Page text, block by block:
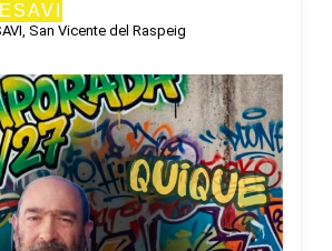
San Vicente del Raspeig